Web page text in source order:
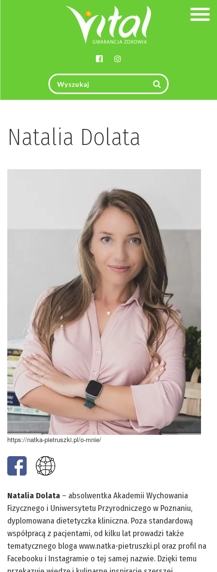
Natalia Dolata
https://natka-pietruszki.pl/o-mnie/
Natalia Dolata – absolwentka Akademii Wychowania
Fizycznego i Uniwersytetu Przyrodniczego w Poznaniu,
dyplomowana dietetyczka kliniczna. Poza standardową
współpracą z pacjentami, od kilku lat prowadzi także
tematycznego bloga www.natka-pietruszki.pl oraz profil na
Facebooku i Instagramie o tej samej nazwie. Dzięki temu